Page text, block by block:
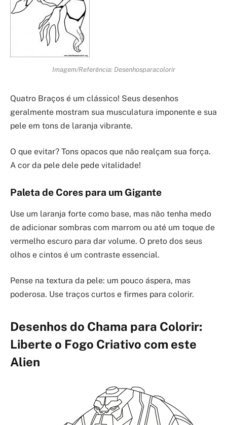
Imagem/Referência: Desenhosparacolorir
Quatro Braços é um clássico! Seus desenhos
geralmente mostram sua musculatura imponente e sua
pele em tons de laranja vibrante.
O que evitar? Tons opacos que não realçam sua força.
A cor da pele dele pede vitalidade!
Paleta de Cores para um Gigante
Use um laranja forte como base, mas não tenha medo
de adicionar sombras com marrom ou até um toque de
vermelho escuro para dar volume. O preto dos seus
olhos e cintos é um contraste essencial.
Pense na textura da pele: um pouco áspera, mas
poderosa. Use traços curtos e firmes para colorir.
Desenhos do Chama para Colorir:
Liberte o Fogo Criativo com este
Alien